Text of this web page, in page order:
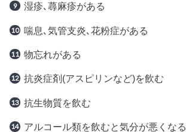
湿疹､蕁麻疹がある
喘息､気管支炎､花粉症がある
物忘れがある
抗炎症剤(アスピリンなど)を飲む
抗生物質を飲む
アルコール類を飲むと気分が悪くなる